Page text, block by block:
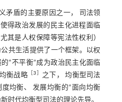
矛盾的主要原因之一， 司法领
得政治发展的民主化进程面临
其是人权保障等宪法性权利）
共生活提供了一个框架。以权
“不平衡”成为政治民主化面临
衡战略 ［3
之下， 均衡型司法
均衡、 发展均衡的“面向均衡
时代均衡型司法的理论先导。